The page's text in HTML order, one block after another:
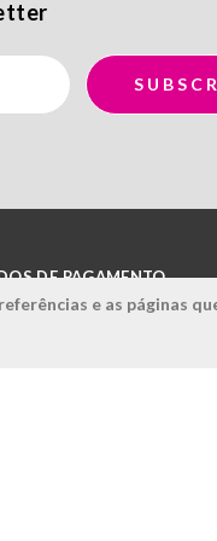
DE PAGAMENTO
e as páginas